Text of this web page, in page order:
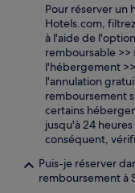
Pour réserver un
Hotels.com,
à l'aide de
remboursable
l'hébergement
l'annulation
remboursement
certains
jusqu'à 24
conséquent,
Puis-je réserver
remboursement à